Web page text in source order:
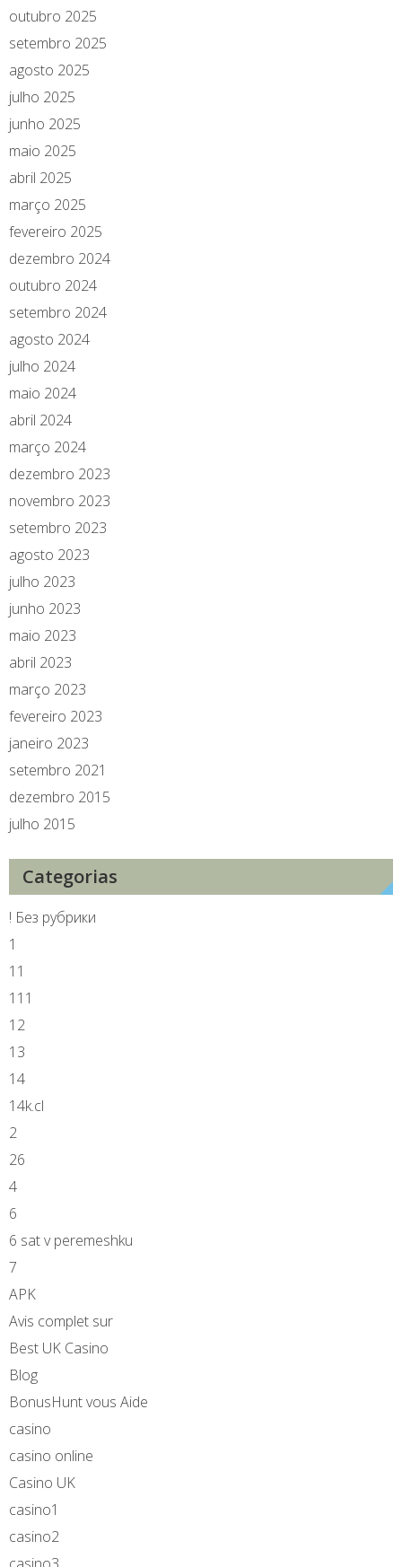
outubro 2025
setembro 2025
agosto 2025
julho 2025
junho 2025
maio 2025
abril 2025
março 2025
fevereiro 2025
dezembro 2024
outubro 2024
setembro 2024
agosto 2024
julho 2024
maio 2024
abril 2024
março 2024
dezembro 2023
novembro 2023
setembro 2023
agosto 2023
julho 2023
junho 2023
maio 2023
abril 2023
março 2023
fevereiro 2023
janeiro 2023
setembro 2021
dezembro 2015
julho 2015
Categorias
! Без рубрики
1
11
111
12
13
14
14k.cl
2
26
4
6
6 sat v peremeshku
7
APK
Avis complet sur
Best UK Casino
Blog
BonusHunt vous Aide
casino
casino online
Casino UK
casino1
casino2